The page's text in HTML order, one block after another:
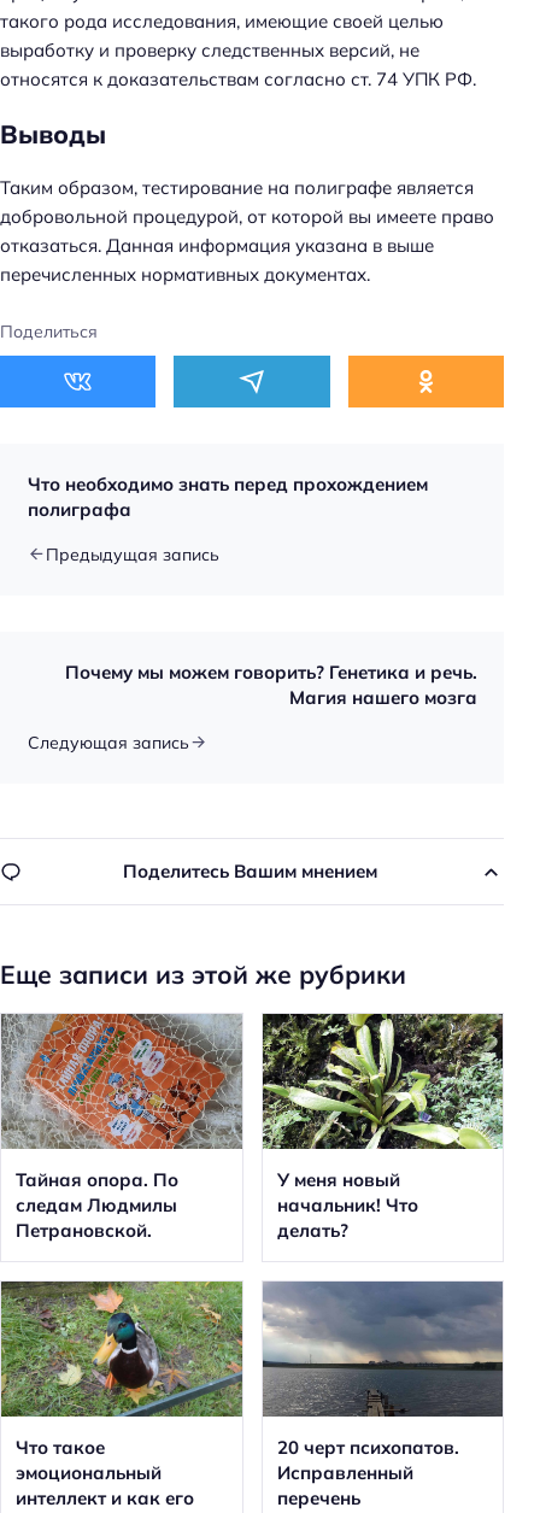
такого рода исследования, имеющие своей целью
выработку и проверку следственных версий, не
относятся к доказательствам согласно ст. 74 УПК РФ.
Выводы
Таким образом, тестирование на полиграфе является
добровольной процедурой, от которой вы имеете право
отказаться. Данная информация указана в выше
перечисленных нормативных документах.
Поделиться
Что необходимо знать перед прохождением
полиграфа
Предыдущая запись
Почему мы можем говорить? Генетика и речь.
Магия нашего мозга
Следующая запись
Поделитесь Вашим мнением
Еще записи из этой же рубрики
Тайная опора. По
следам Людмилы
Петрановской.
У меня новый
начальник! Что
делать?
Что такое
эмоциональный
интеллект и как его
20 черт психопатов.
Исправленный
перечень